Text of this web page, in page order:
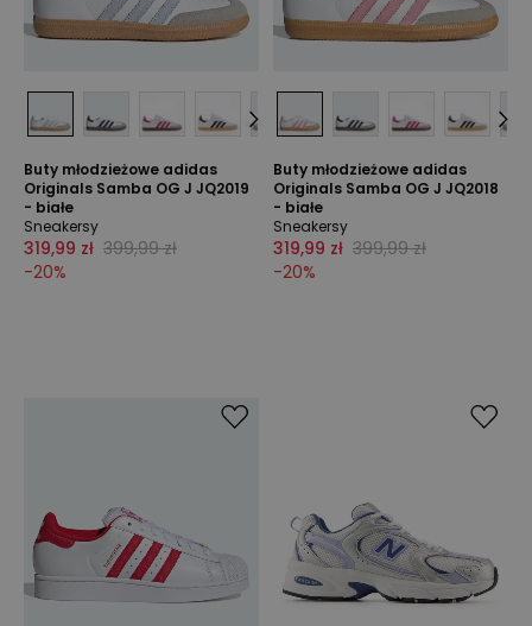
Buty młodzieżowe adidas
Originals Samba OG J JQ2019
- białe
Sneakersy
319,99 zł 399,99 zł
-20%
Buty młodzieżowe adidas
Originals Samba OG J JQ2018
- białe
Sneakersy
319,99 zł 399,99 zł
-20%